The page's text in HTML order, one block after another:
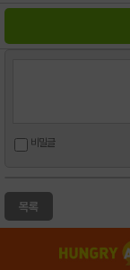
비밀글
목록